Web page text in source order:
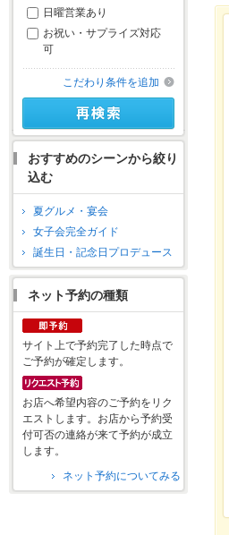
日曜営業あり
お祝い・サプライズ対応
可
こだわり条件を追加
おすすめのシーンから絞り
込む
夏グルメ・宴会
女子会完全ガイド
誕生日・記念日プロデュース
ネット予約の種類
サイト上で予約完了した時点で
ご予約が確定します。
お店へ希望内容のご予約をリク
エストします。お店から予約受
付可否の連絡が来て予約が成立
します。
ネット予約についてみる